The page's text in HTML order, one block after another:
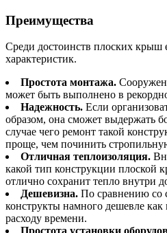
Преимущества
Среди достоинств плоских крыш
характеристик.
Простота монтажа.
может быть выполнено в
Надежность. Если
образом, она сможет выдержать
случае чего ремонт такой
проще, чем починить
Отличная теплоизоляция.
какой тип конструкции плоской
отлично сохранит тепло внутри
Дешевизна. По сравнению со
конструкты намного дешевле
расходу времени.